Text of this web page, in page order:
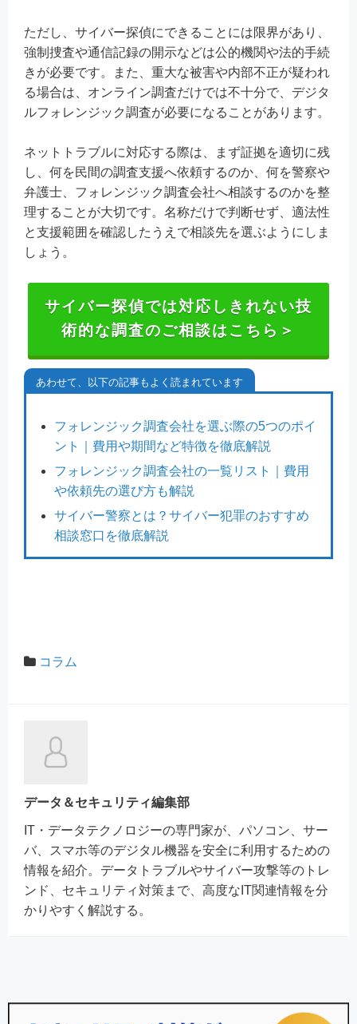
ただし、サイバー探偵にできることには限界があり、
強制捜査や通信記録の開示などは公的機関や法的手続
きが必要です。また、重大な被害や内部不正が疑われ
る場合は、オンライン調査だけでは不十分で、デジタ
ルフォレンジック調査が必要になることがあります。
ネットトラブルに対応する際は、まず証拠を適切に残
し、何を民間の調査支援へ依頼するのか、何を警察や
弁護士、フォレンジック調査会社へ相談するのかを整
理することが大切です。名称だけで判断せず、適法性
と支援範囲を確認したうえで相談先を選ぶようにしま
しょう。
サイバー探偵では対応しきれない技
術的な調査のご相談はこちら＞
あわせて、以下の記事もよく読まれています
フォレンジック調査会社を選ぶ際の5つのポイ
ント｜費用や期間など特徴を徹底解説
フォレンジック調査会社の一覧リスト｜費用
や依頼先の選び方も解説
サイバー警察とは？サイバー犯罪のおすすめ
相談窓口を徹底解説
コラム
データ＆セキュリティ編集部
IT・データテクノロジーの専門家が、パソコン、サー
バ、スマホ等のデジタル機器を安全に利用するための
情報を紹介。データトラブルやサイバー攻撃等のトレ
ンド、セキュリティ対策まで、高度なIT関連情報を分
かりやすく解説する。